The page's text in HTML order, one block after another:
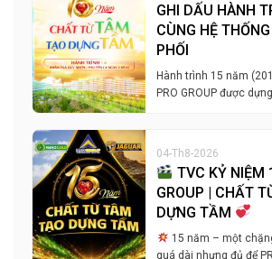
GHI DẤU HÀNH
CÙNG HỆ
PHỐI
Hành trình 15 năm
PRO GROUP được
04-Th8-2026
TVC KỶ NIỆM
GROUP | CHẤT
DỰNG TẦM
15 năm – một
quá dài nhưng đủ để